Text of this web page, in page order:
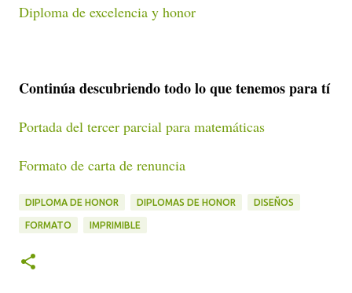
Diploma de excelencia y honor
Continúa descubriendo todo lo que tenemos para tí
Portada del tercer parcial para matemáticas
Formato de carta de renuncia
DIPLOMA DE HONOR DIPLOMAS DE HONOR DISEÑOS
FORMATO IMPRIMIBLE